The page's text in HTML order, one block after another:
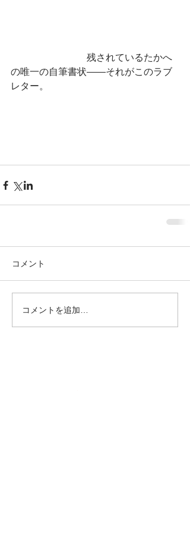
残されているたかへ
の唯一の自筆書状――それがこのラブ
レター。
コメント
コメントを追加…